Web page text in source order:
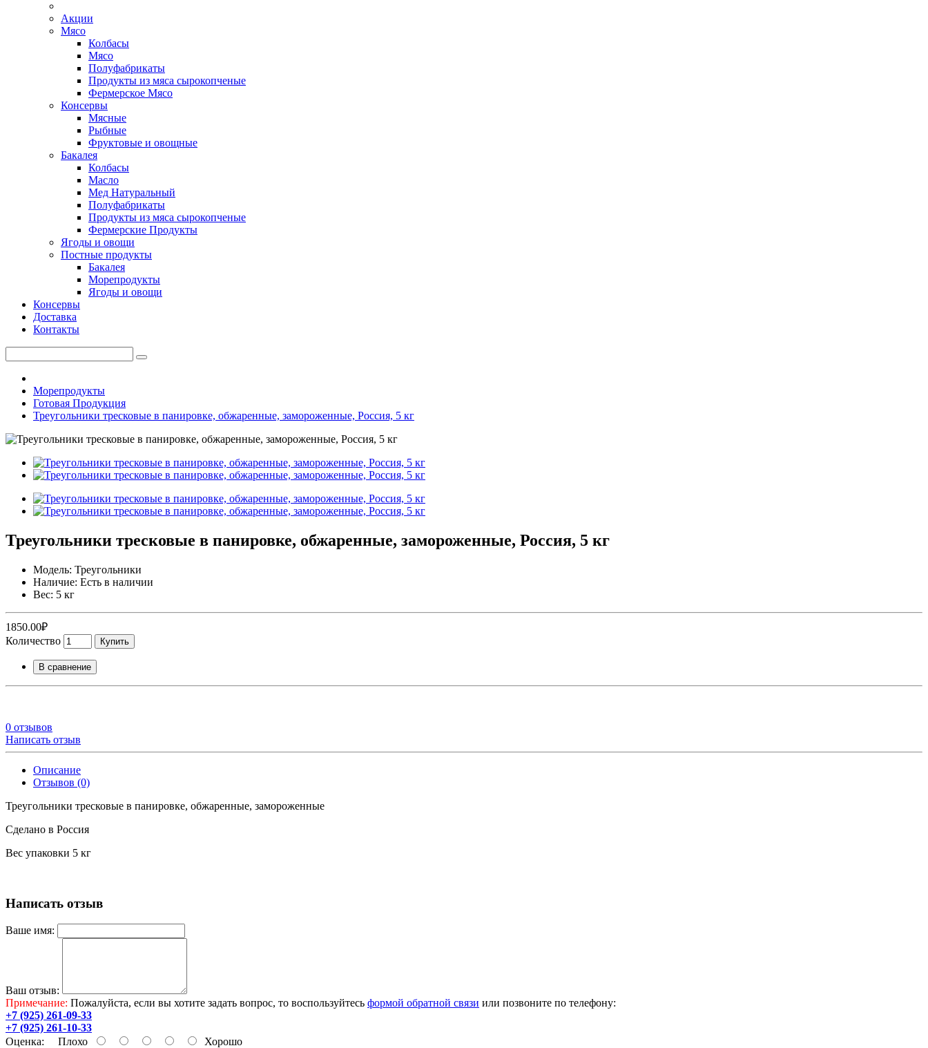
Акции
Мясо
Колбасы
Мясо
Полуфабрикаты
Продукты из мяса сырокопченые
Фермерское Мясо
Консервы
Мясные
Рыбные
Фруктовые и овощные
Бакалея
Колбасы
Масло
Мед Натуральный
Полуфабрикаты
Продукты из мяса сырокопченые
Фермерские Продукты
Ягоды и овощи
Постные продукты
Бакалея
Морепродукты
Ягоды и овощи
Консервы
Доставка
Контакты
Морепродукты
Готовая Продукция
Треугольники тресковые в панировке, обжаренные, замороженные, Россия, 5 кг
Треугольники тресковые в панировке, обжаренные, замороженные, Россия, 5 кг
Модель: Треугольники
Наличие: Есть в наличии
Вес: 5 кг
1850.00₽
Количество
Купить
В сравнение
0 отзывов
Написать отзыв
Описание
Отзывов (0)
Треугольники тресковые в панировке, обжаренные, замороженные
Сделано в Россия
Вес упаковки 5 кг
Написать отзыв
Ваше имя:
Ваш отзыв:
Примечание: Пожалуйста, если вы хотите задать вопрос, то воспользуйтесь формой обратной связи или позвоните по телефону:
+7 (925) 261-09-33
+7 (925) 261-10-33
Оценка: Плохо Хорошо